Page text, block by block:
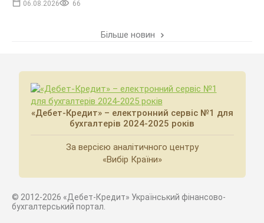
06.08.2026 66
Більше новин
«Дебет-Кредит» – електронний сервіс №1 для
бухгалтерів 2024-2025 років
За версією аналітичного центру
«Вибір Країни»
© 2012-2026 «Дебет-Кредит» Український фінансово-
бухгалтерський портал.